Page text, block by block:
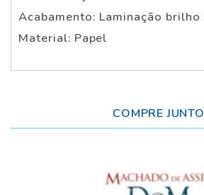
Acabamento: Laminação brilho
Material: Papel
COMPRE JUNTO